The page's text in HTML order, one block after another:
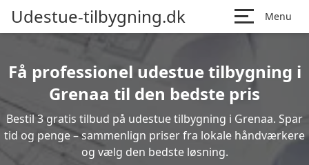
Udestue-tilbygning.dk Menu
Få professionel udestue tilbygning i
Grenaa til den bedste pris
Bestil 3 gratis tilbud på udestue tilbygning i Grenaa. Spar
tid og penge – sammenlign priser fra lokale håndværkere
og vælg den bedste løsning.